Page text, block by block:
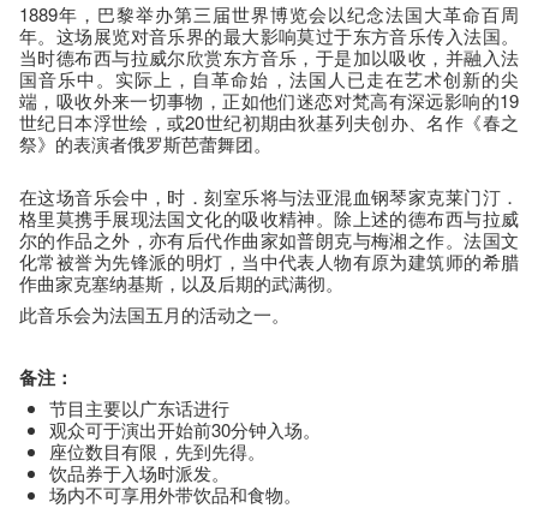
1889年，巴黎举办第三届世界博览会以纪念法国大革命百周
年。这场展览对音乐界的最大影响莫过于东方音乐传入法国。
当时德布西与拉威尔欣赏东方音乐，于是加以吸收，并融入法
国音乐中。实际上，自革命始，法国人已走在艺术创新的尖
端，吸收外来一切事物，正如他们迷恋对梵高有深远影响的19
世纪日本浮世绘，或20世纪初期由狄基列夫创办、名作《春之
祭》的表演者俄罗斯芭蕾舞团。
在这场音乐会中，时．刻室乐将与法亚混血钢琴家克莱门汀．
格里莫携手展现法国文化的吸收精神。除上述的德布西与拉威
尔的作品之外，亦有后代作曲家如普朗克与梅湘之作。法国文
化常被誉为先锋派的明灯，当中代表人物有原为建筑师的希腊
作曲家克塞纳基斯，以及后期的武满彻。
此音乐会为法国五月的活动之一。
备注：
节目主要以广东话进行
观众可于演出开始前30分钟入场。
座​位​数目​有​限​，先到先得。
饮品券于入场时派发。
场内不可享用外带饮品和食物。